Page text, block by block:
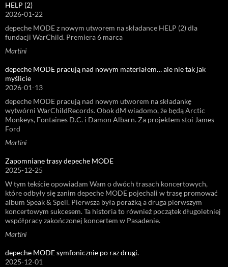
HELP (2)
2026-01-22
depeche MODE z nowym utworem na składance HELP (2) dla
fundacji WarChild. Premiera 6 marca
Martini
depeche MODE pracują nad nowym materiałem… ale nie tak jak
myślicie
2026-01-13
depeche MODE pracują nad nowym utworem na składankę
wytwórni WarChildRecords. Obok dM wiadomo, że będą Arctic
Monkeys, Fontaines D.C. i Damon Albarn. Za projektem stoi James
Ford
Martini
Zapomniane trasy depeche MODE
2025-12-25
W tym tekście opowiadam Wam o dwóch trasach koncertowych,
które odbyły się zanim depeche MODE pojechali w trasę promować
album Speak & Spell. Pierwsza była porażką a druga pierwszym
koncertowym sukcesem. Ta historia to również początek długoletniej
współpracy zakończonej koncertem w Pasadenie.
Martini
depeche MODE symfonicznie po raz drugi.
2025-12-01